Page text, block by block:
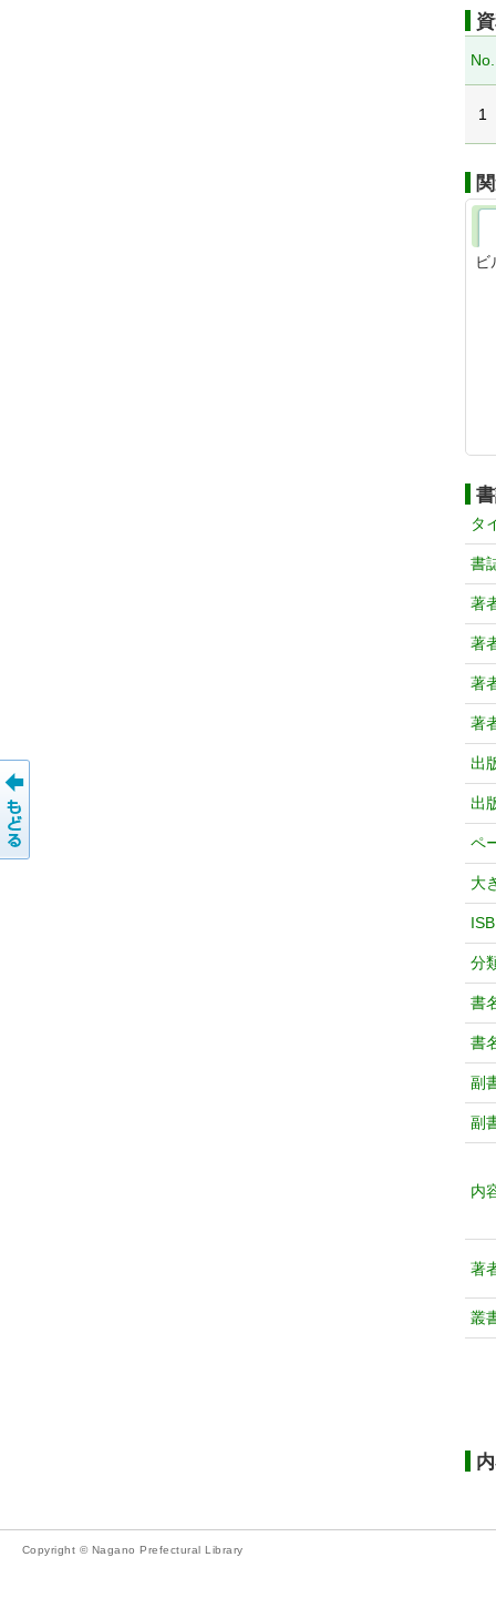
No.
1
タ
書
著
著
著
著
出
出
ペ
大
分
書
書
副
副
内
著
叢
Copyright © Nagano Prefectural Library